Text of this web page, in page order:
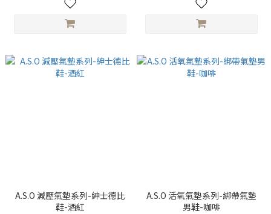
A.S.O 減壓氣墊系列-紳士德比
鞋-酒紅
A.S.O 活氧氣墊系列-綁帶氣墊
男鞋-咖啡